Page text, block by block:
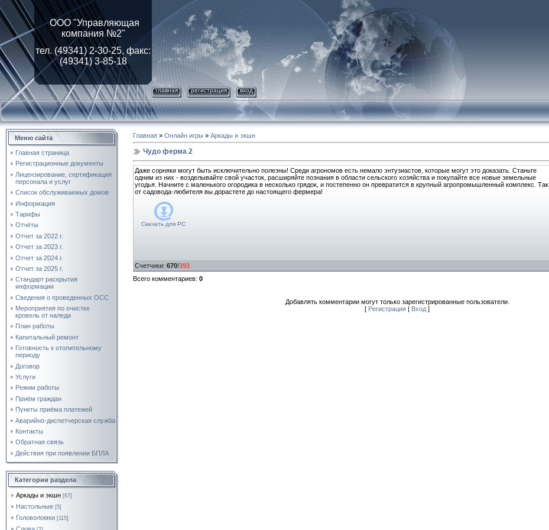
ООО "Управляющая
компания №2"
тел. (49341) 2-30-25, факс:
(49341) 3-85-18
главная регистрация вход
Меню сайта
Главная страница
Регистрационные документы
Лицензирование, cертификация
персонала и услуг
Список обслуживаемых домов
Информация
Тарифы
Отчёты
Отчет за 2022 г.
Отчет за 2023 г.
Отчет за 2024 г.
Отчет за 2025 г.
Стандарт раскрытия
информации
Сведения о проведенных ОСС
Мероприятия по очистке
кровель от наледи
План работы
Капитальный ремонт
Готовность к отопительному
периоду
Договор
Услуги
Режим работы
Приём граждан
Пункты приёма платежей
Аварийно-диспетчерская служба
Контакты
Обратная связь
Действия при появлении БПЛА
Категории раздела
Аркады и экшн [67]
Настольные [5]
Головоломки [115]
Главная » Онлайн игры » Аркады и экшн
Чудо ферма 2
Даже сорняки могут быть исключительно полезны! Среди агрономов есть немало энтузиастов, которые могут это доказать. Станьте
одним из них - возделывайте свой участок, расширяйте познания в области сельского хозяйства и покупайте все новые земельные
угодья. Начните с маленького огородика в несколько грядок, и постепенно он превратится в крупный агропромышленный комплекс. Так,
от садовода-любителя вы дорастете до настоящего фермера!
Скачать для PC
Счетчики: 670/393
Всего комментариев: 0
Добавлять комментарии могут только зарегистрированные пользователи.
[ Регистрация Вход ]